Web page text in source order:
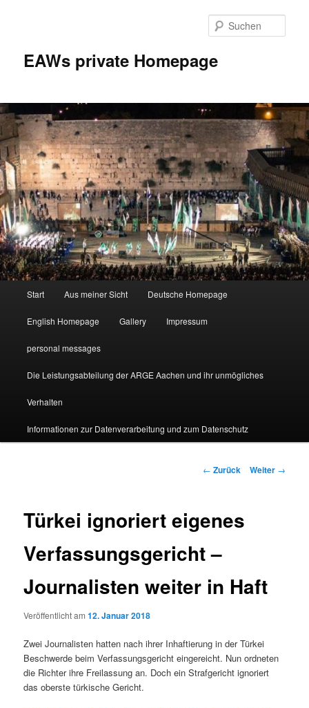
EAWs private Homepage
Start Aus meiner Sicht Deutsche Homepage
English Homepage Gallery Impressum
personal messages
Die Leistungsabteilung der ARGE Aachen und ihr unmögliches
Verhalten
Informationen zur Datenverarbeitung und zum Datenschutz
Beitragsnavigation
← Zurück Weiter →
Türkei ignoriert eigenes
Verfassungsgericht –
Journalisten weiter in Haft
Veröffentlicht am12. Januar 2018
Zwei Journalisten hatten nach ihrer Inhaftierung in der Türkei
Beschwerde beim Verfassungsgericht eingereicht. Nun ordneten
die Richter ihre Freilassung an. Doch ein Strafgericht ignoriert
das oberste türkische Gericht.